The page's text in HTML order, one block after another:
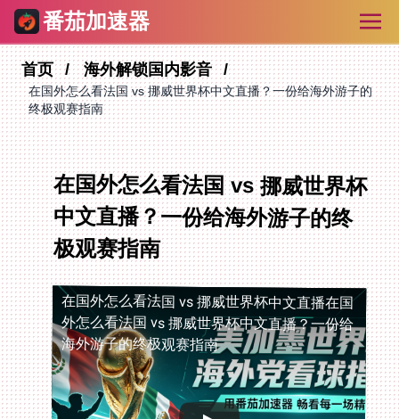
番茄加速器
首页 海外解锁国内影音
在国外怎么看法国 vs 挪威世界杯中文直播？一份给海外游子的
终极观赛指南
在国外怎么看法国 vs 挪威世界杯
中文直播？一份给海外游子的终
极观赛指南
在国外怎么看法国 vs 挪威世界杯中文直播在国
外怎么看法国 vs 挪威世界杯中文直播？一份给
海外游子的终极观赛指南